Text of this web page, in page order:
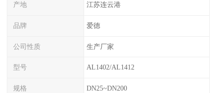
产地 江苏连云港
品牌 爱德
公司性质 生产厂家
型号 AL1402/AL1412
规格 DN25~DN200